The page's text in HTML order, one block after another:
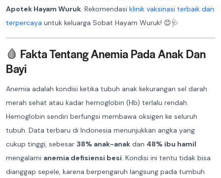
Apotek Hayam Wuruk . Rekomendasi klinik vaksinasi terbaik dan
terpercaya untuk keluarga Sobat Hayam Wuruk! 😊🩺
🩸 Fakta Tentang Anemia Pada Anak Dan
Bayi
Anemia adalah kondisi ketika tubuh anak kekurangan sel darah
merah sehat atau kadar hemoglobin (Hb) terlalu rendah.
Hemoglobin sendiri berfungsi membawa oksigen ke seluruh
tubuh. Data terbaru di Indonesia menunjukkan angka yang
cukup tinggi, sebesar 38% anak-anak dan 48% ibu hamil
mengalami anemia defisiensi besi . Kondisi ini tentu tidak bisa
dianggap sepele, karena berpengaruh langsung pada tumbuh